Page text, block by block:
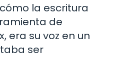
la escritura
de
era su voz en un
ser